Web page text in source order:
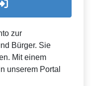
zur
Bürger. Sie
Mit einem
unserem Portal